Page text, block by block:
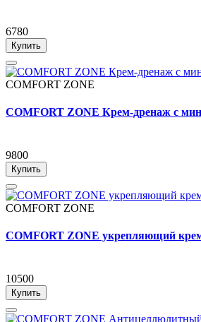
6780
Купить
COMFORT ZONE
COMFORT ZONE Крем-дренаж с
9800
Купить
COMFORT ZONE
COMFORT ZONE укрепляющий
10500
Купить